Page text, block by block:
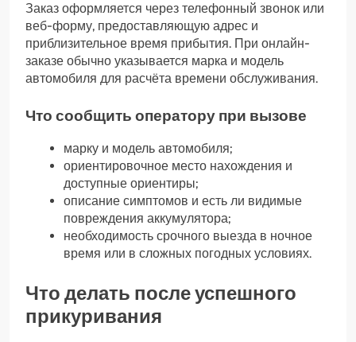
Заказ оформляется через телефонный звонок или
веб-форму, предоставляющую адрес и
приблизительное время прибытия. При онлайн-
заказе обычно указывается марка и модель
автомобиля для расчёта времени обслуживания.
Что сообщить оператору при вызове
марку и модель автомобиля;
ориентировочное место нахождения и
доступные ориентиры;
описание симптомов и есть ли видимые
повреждения аккумулятора;
необходимость срочного выезда в ночное
время или в сложных погодных условиях.
Что делать после успешного
прикуривания